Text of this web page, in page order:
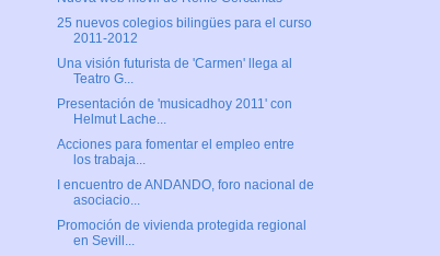
25 nuevos colegios bilingües para el curso
2011-2012
Una visión futurista de 'Carmen' llega al
Teatro G...
Presentación de 'musicadhoy 2011' con
Helmut Lache...
Acciones para fomentar el empleo entre
los trabaja...
I encuentro de ANDANDO, foro nacional de
asociacio...
Promoción de vivienda protegida regional
en Sevill...